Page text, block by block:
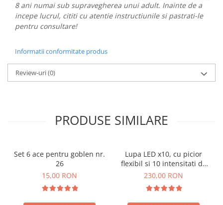
8 ani numai sub supravegherea unui adult. Inainte de a
incepe lucrul, cititi cu atentie instructiunile si pastrati-le
pentru consultare!
Informatii conformitate produs
Review-uri(0)
PRODUSE SIMILARE
Set 6 ace pentru goblen nr.
26
15,00 RON
Lupa LED x10, cu picior
flexibil si 10 intensitati de
lumina
230,00 RON